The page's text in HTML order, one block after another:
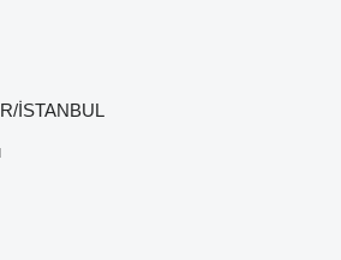
İSTANBUL